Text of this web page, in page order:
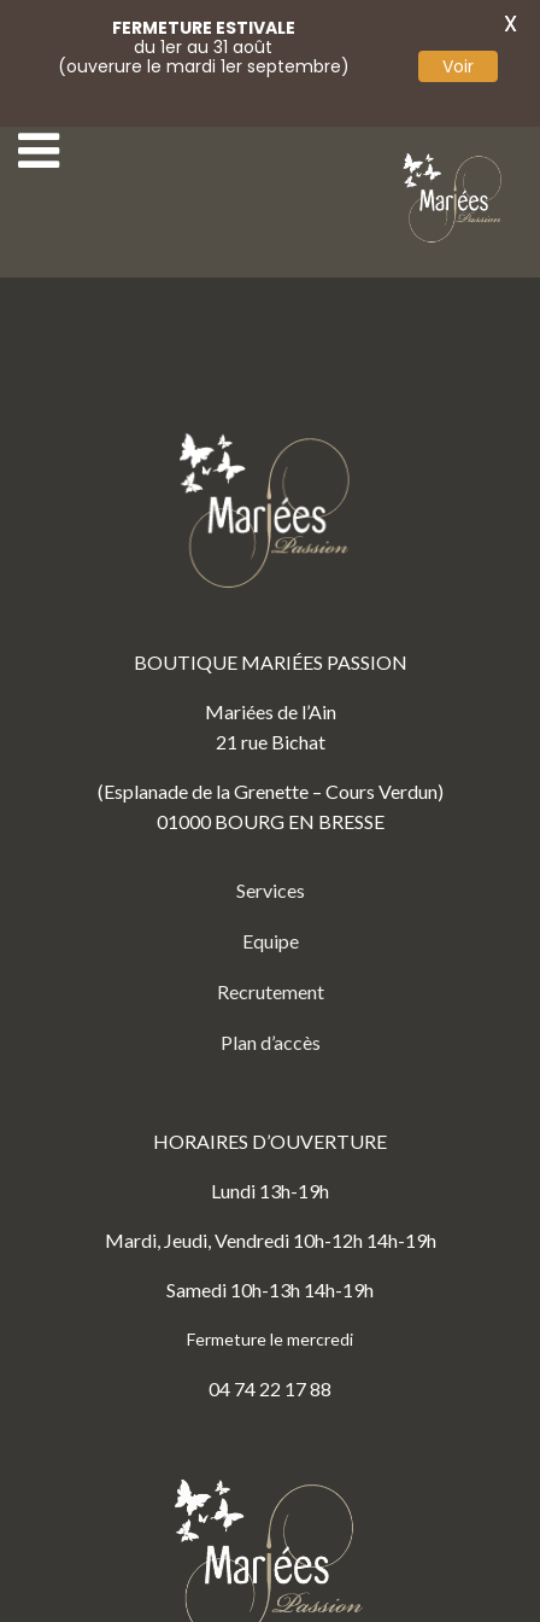
BOUTIQUE MARIÉES PASSION
Mariées de l’Ain
21 rue Bichat
(Esplanade de la Grenette – Cours Verdun)
01000 BOURG EN BRESSE
Services
Equipe
Recrutement
Plan d’accès
HORAIRES D’OUVERTURE
Lundi 13h-19h
Mardi, Jeudi, Vendredi 10h-12h 14h-19h
Samedi 10h-13h 14h-19h
Fermeture le mercredi
04 74 22 17 88
FERMETURE ESTIVALE
du 1er au 31 août
(ouverure le mardi 1er septembre)
Voir
X